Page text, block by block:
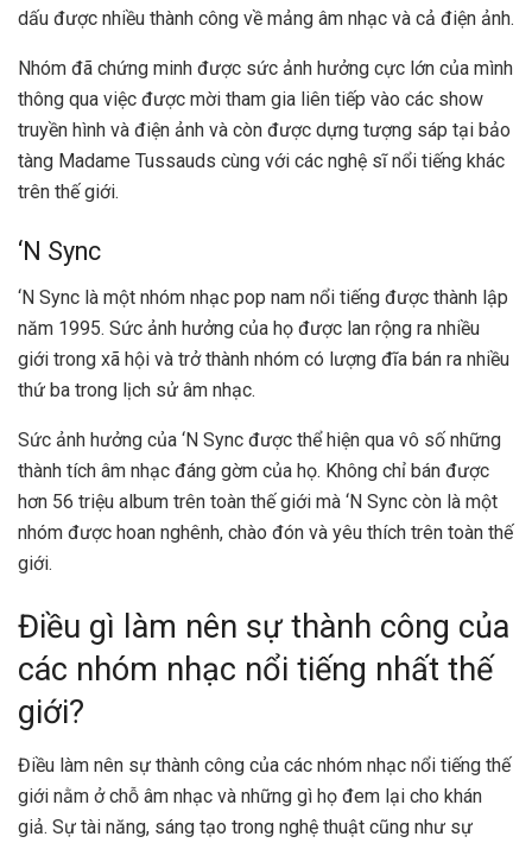
dấu được nhiều thành công về mảng âm nhạc và cả điện ảnh.
Nhóm đã chứng minh được sức ảnh hưởng cực lớn của mình
thông qua việc được mời tham gia liên tiếp vào các show
truyền hình và điện ảnh và còn được dựng tượng sáp tại bảo
tàng Madame Tussauds cùng với các nghệ sĩ nổi tiếng khác
trên thế giới.
‘N Sync
‘N Sync là một nhóm nhạc pop nam nổi tiếng được thành lập
năm 1995. Sức ảnh hưởng của họ được lan rộng ra nhiều
giới trong xã hội và trở thành nhóm có lượng đĩa bán ra nhiều
thứ ba trong lịch sử âm nhạc.
Sức ảnh hưởng của ‘N Sync được thể hiện qua vô số những
thành tích âm nhạc đáng gờm của họ. Không chỉ bán được
hơn 56 triệu album trên toàn thế giới mà ‘N Sync còn là một
nhóm được hoan nghênh, chào đón và yêu thích trên toàn thế
giới.
Điều gì làm nên sự thành công của
các nhóm nhạc nổi tiếng nhất thế
giới?
Điều làm nên sự thành công của các nhóm nhạc nổi tiếng thế
giới nằm ở chỗ âm nhạc và những gì họ đem lại cho khán
giả. Sự tài năng, sáng tạo trong nghệ thuật cũng như sự